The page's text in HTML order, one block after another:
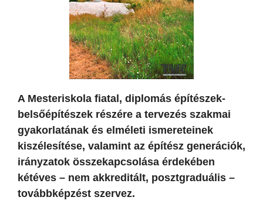
A Mesteriskola fiatal, diplomás építészek-
belsőépítészek részére a tervezés szakmai
gyakorlatának és elméleti ismereteinek
kiszélesítése, valamint az építész generációk,
irányzatok összekapcsolása érdekében
kétéves – nem akkreditált, posztgraduális –
továbbképzést szervez.